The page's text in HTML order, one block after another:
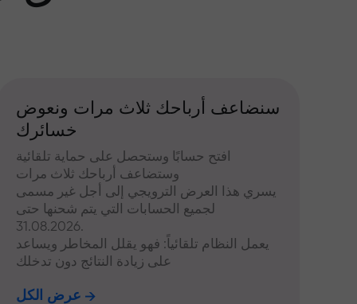
سنضاعف أرباحك ثلاث مرات ونعوض
خسائرك
افتح حسابًا وستحصل على حماية تلقائية
وستضاعف أرباحك ثلاث مرات
يسري هذا العرض الترويجي إلى أجل غير مسمى
لجميع الحسابات التي يتم شحنها حتى
31.08.2026.
يعمل النظام تلقائياً: فهو يقلل المخاطر ويساعد
على زيادة النتائج دون تدخلك
عرض الكل